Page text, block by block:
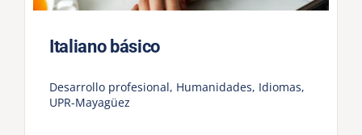
Italiano básico
Desarrollo profesional, Humanidades, Idiomas,
UPR-Mayagüez